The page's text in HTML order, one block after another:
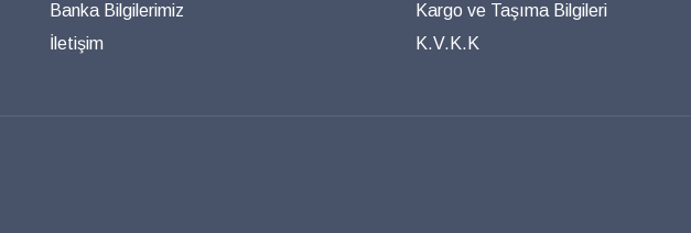
Banka Bilgilerimiz
İletişim
Kargo ve Taşıma Bilgileri
K.V.K.K